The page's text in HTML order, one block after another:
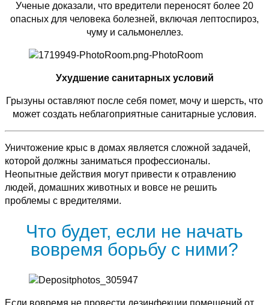
Ученые доказали, что вредители переносят более 20
опасных для человека болезней, включая лептоспироз,
чуму и сальмонеллез.
Ухудшение санитарных условий
Грызуны оставляют после себя помет, мочу и шерсть, что
может создать неблагоприятные санитарные условия.
Уничтожение крыс в домах является сложной задачей,
которой должны заниматься профессионалы.
Неопытные действия могут привести к отравлению
людей, домашних животных и вовсе не решить
проблемы с вредителями.
Что будет, если не начать
вовремя борьбу с ними?
Если вовремя не провести дезинфекции помещений от